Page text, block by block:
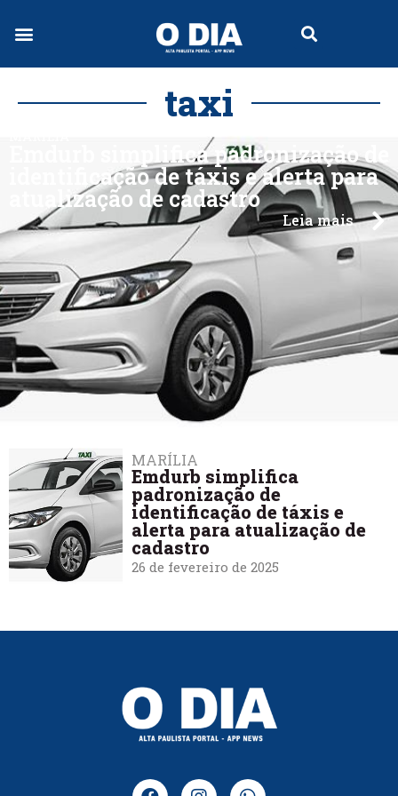
taxi
Emdurb simplifica padronização de
identificação de táxis e alerta para
atualização de cadastro
Leia mais
MARÍLIA
Emdurb simplifica
padronização de
identificação de táxis e
alerta para atualização de
cadastro
26 de fevereiro de 2025